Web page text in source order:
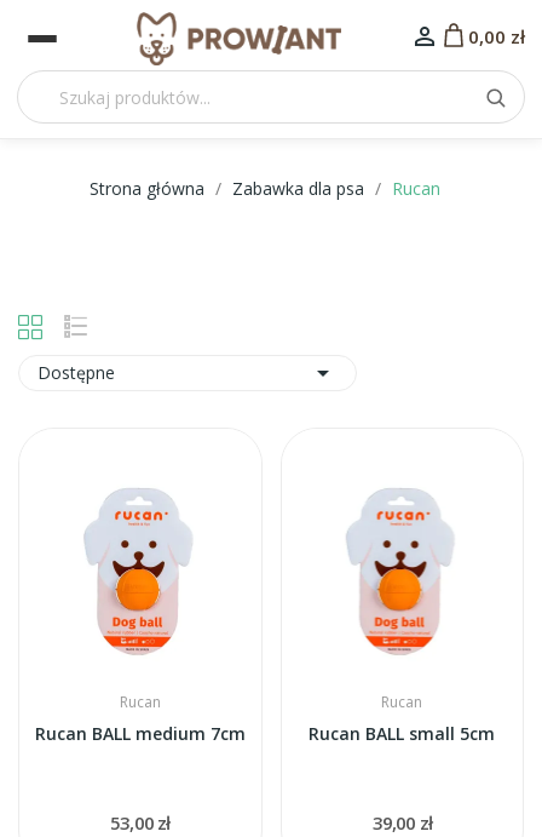
 0,00 zł
Strona główna Zabawka dla psa Rucan
Dostępne 
Rucan
Rucan BALL medium 7cm
53,00 zł
Rucan
Rucan BALL small 5cm
39,00 zł